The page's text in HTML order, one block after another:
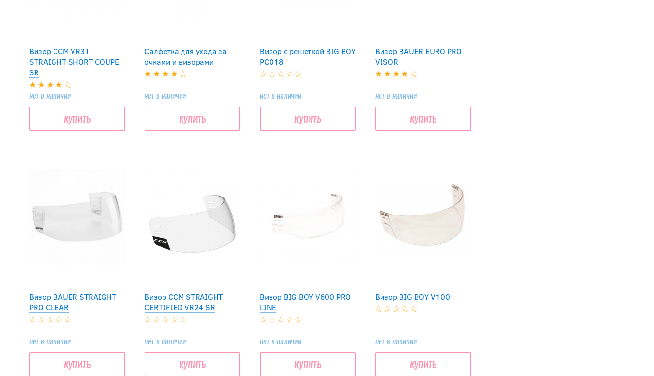
Визор CCM VR31
STRAIGHT SHORT COUPE
SR
нет в наличии
купить
Салфетка для ухода за
очками и визорами
нет в наличии
купить
Визор с решеткой BIG BOY
PC018
нет в наличии
купить
Визор BAUER EURO PRO
VISOR
нет в наличии
купить
Визор BAUER STRAIGHT
PRO CLEAR
нет в наличии
купить
Визор CCM STRAIGHT
CERTIFIED VR24 SR
нет в наличии
купить
Визор BIG BOY V600 PRO
LINE
нет в наличии
купить
Визор BIG BOY V100
нет в наличии
купить